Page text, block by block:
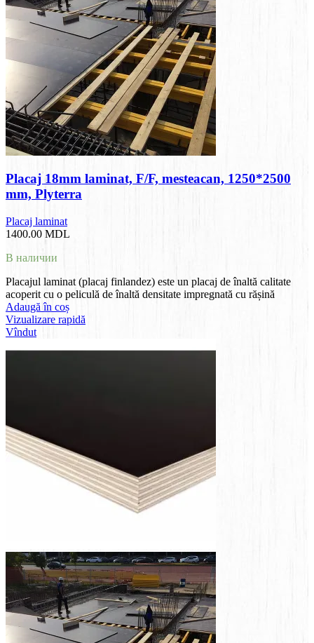
Placaj 18mm laminat, F/F, mesteacan, 1250*2500
mm, Plyterra
Placaj laminat
1400.00 MDL
В наличии
Placajul laminat (placaj finlandez) este un placaj de înaltă calitate
acoperit cu o peliculă de înaltă densitate impregnată cu rășină
Adaugă în coș
Vizualizare rapidă
Vîndut